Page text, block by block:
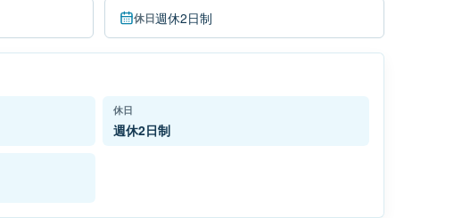
休日週休2日制
休日
週休2日制